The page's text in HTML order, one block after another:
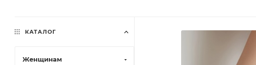
КАТАЛОГ
Женщинам